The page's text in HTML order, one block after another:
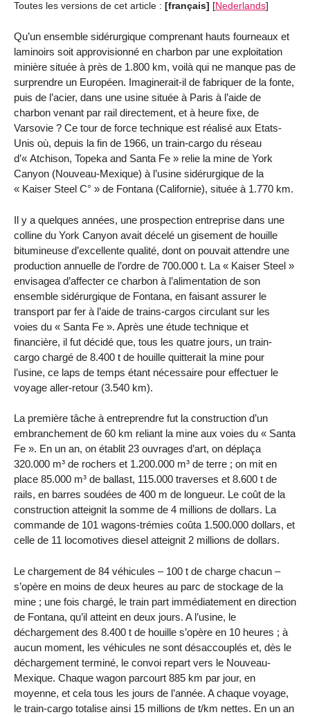
Toutes les versions de cet article : [français] [Nederlands]
Qu’un ensemble sidérurgique comprenant hauts fourneaux et
laminoirs soit approvisionné en charbon par une exploitation
minière située à près de 1.800 km, voilà qui ne manque pas de
surprendre un Européen. Imaginerait-il de fabriquer de la fonte,
puis de l’acier, dans une usine située à Paris à l’aide de
charbon venant par rail directement, et à heure fixe, de
Varsovie ? Ce tour de force technique est réalisé aux Etats-
Unis où, depuis la fin de 1966, un train-cargo du réseau
d’« Atchison, Topeka and Santa Fe » relie la mine de York
Canyon (Nouveau-Mexique) à l’usine sidérurgique de la
« Kaiser Steel C° » de Fontana (Californie), située à 1.770 km.
Il y a quelques années, une prospection entreprise dans une
colline du York Canyon avait décelé un gisement de houille
bitumineuse d’excellente qualité, dont on pouvait attendre une
production annuelle de l’ordre de 700.000 t. La « Kaiser Steel »
envisagea d’affecter ce charbon à l’alimentation de son
ensemble sidérurgique de Fontana, en faisant assurer le
transport par fer à l’aide de trains-cargos circulant sur les
voies du « Santa Fe ». Après une étude technique et
financière, il fut décidé que, tous les quatre jours, un train-
cargo chargé de 8.400 t de houille quitterait la mine pour
l’usine, ce laps de temps étant nécessaire pour effectuer le
voyage aller-retour (3.540 km).
La première tâche à entreprendre fut la construction d’un
embranchement de 60 km reliant la mine aux voies du « Santa
Fe ». En un an, on établit 23 ouvrages d’art, on déplaça
320.000 m³ de rochers et 1.200.000 m³ de terre ; on mit en
place 85.000 m³ de ballast, 115.000 traverses et 8.600 t de
rails, en barres soudées de 400 m de longueur. Le coût de la
construction atteignit la somme de 4 millions de dollars. La
commande de 101 wagons-trémies coûta 1.500.000 dollars, et
celle de 11 locomotives diesel atteignit 2 millions de dollars.
Le chargement de 84 véhicules – 100 t de charge chacun –
s’opère en moins de deux heures au parc de stockage de la
mine ; une fois chargé, le train part immédiatement en direction
de Fontana, qu’il atteint en deux jours. A l’usine, le
déchargement des 8.400 t de houille s’opère en 10 heures ; à
aucun moment, les véhicules ne sont désaccouplés et, dès le
déchargement terminé, le convoi repart vers le Nouveau-
Mexique. Chaque wagon parcourt 885 km par jour, en
moyenne, et cela tous les jours de l’année. A chaque voyage,
le train-cargo totalise ainsi 15 millions de t/km nettes. En un an